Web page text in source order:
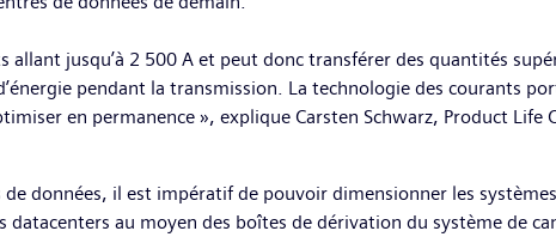
jusqu’à 2 500 A et peut donc transférer des quantités
pendant la transmission. La technologie des courants
en permanence », explique Carsten Schwarz, Product Life
données, il est impératif de pouvoir dimensionner les
au moyen des boîtes de dérivation du système de